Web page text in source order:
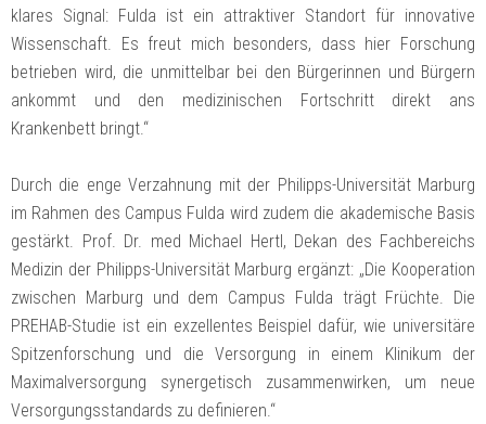
klares Signal: Fulda ist ein attraktiver Standort für innovative
Wissenschaft. Es freut mich besonders, dass hier Forschung
betrieben wird, die unmittelbar bei den Bürgerinnen und Bürgern
ankommt und den medizinischen Fortschritt direkt ans
Krankenbett bringt.“
Durch die enge Verzahnung mit der Philipps-Universität Marburg
im Rahmen des Campus Fulda wird zudem die akademische Basis
gestärkt. Prof. Dr. med Michael Hertl, Dekan des Fachbereichs
Medizin der Philipps-Universität Marburg ergänzt: „Die Kooperation
zwischen Marburg und dem Campus Fulda trägt Früchte. Die
PREHAB-Studie ist ein exzellentes Beispiel dafür, wie universitäre
Spitzenforschung und die Versorgung in einem Klinikum der
Maximalversorgung synergetisch zusammenwirken, um neue
Versorgungsstandards zu definieren.“